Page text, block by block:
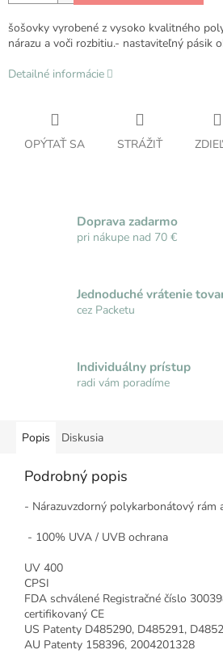
šošovky vyrobené z vysoko kvalitného
nárazu a voči rozbitiu.- nastaviteľný pásik
Detailné informácie
OPÝTAŤ SA STRÁŽIŤ
Doprava zadarmo
pri nákupe nad 70 €
Jednoduché vrátenie
cez Packetu
Individuálny prístup
radi vám poradíme
Popis Diskusia
Podrobný popis
- Nárazuvzdorný polykarbonátový rám
- 100% UVA / UVB ochrana
UV 400
CPSI
FDA schválené Registračné číslo
certifikovaný CE
US Patenty D485290, D485291,
AU Patenty 158396, 2004201328